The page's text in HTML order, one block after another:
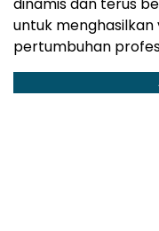
dinamis dan terus
untuk
pertumbuhan